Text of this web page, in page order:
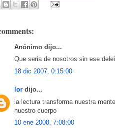
Anónimo dijo...
Que seria de nosotros sin ese
18 dic 2007, 0:15:00
lor dijo...
la lectura transforma nuestra
nuestro cuerpo
10 ene 2008, 7:08:00